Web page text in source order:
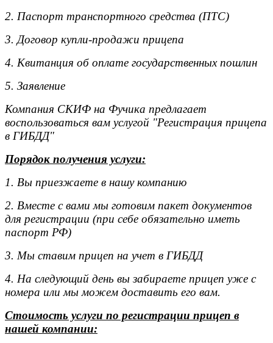
2. Паспорт транспортного средства (ПТС)
3. Договор купли-продажи прицепа
4. Квитанция об оплате государственных пошлин
5. Заявление
Компания СКИФ на Фучика предлагает
воспользоваться вам услугой "Регистрация прицепа
в ГИБДД"
Порядок получения услуги:
1. Вы приезжаете в нашу компанию
2. Вместе с вами мы готовим пакет документов
для регистрации (при себе обязательно иметь
паспорт РФ)
3. Мы ставим прицеп на учет в ГИБДД
4. На следующий день вы забираете прицеп уже с
номера или мы можем доставить его вам.
Стоимость услуги по регистрации прицеп в
нашей компании: